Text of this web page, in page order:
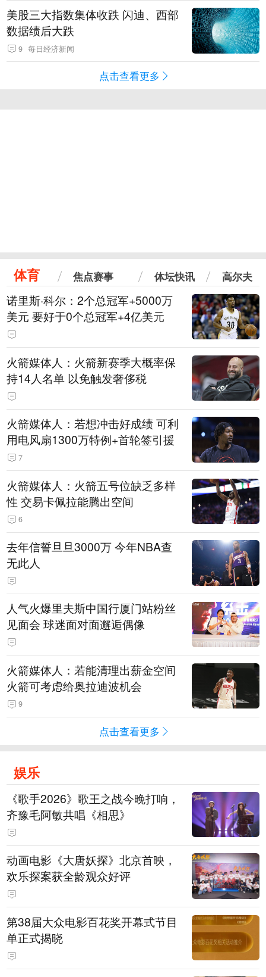
美股三大指数集体收跌 闪迪、西部
数据绩后大跌
9 每日经济新闻
点击查看更多
体育 焦点赛事 体坛快讯 高尔夫
诺里斯·科尔：2个总冠军+5000万
美元 要好于0个总冠军+4亿美元
火箭媒体人：火箭新赛季大概率保
持14人名单 以免触发奢侈税
火箭媒体人：若想冲击好成绩 可利
用电风扇1300万特例+首轮签引援
7
火箭媒体人：火箭五号位缺乏多样
性 交易卡佩拉能腾出空间
6
去年信誓旦旦3000万 今年NBA查
无此人
人气火爆里夫斯中国行厦门站粉丝
见面会 球迷面对面邂逅偶像
火箭媒体人：若能清理出薪金空间
火箭可考虑给奥拉迪波机会
9
点击查看更多
娱乐
《歌手2026》歌王之战今晚打响，
齐豫毛阿敏共唱《相思》
动画电影《大唐妖探》北京首映，
欢乐探案获全龄观众好评
第38届大众电影百花奖开幕式节目
单正式揭晓